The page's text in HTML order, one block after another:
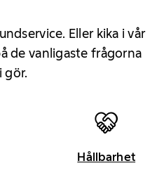
Eller kika i vår
de vanligaste frågorna
gör.
Hållbarhet